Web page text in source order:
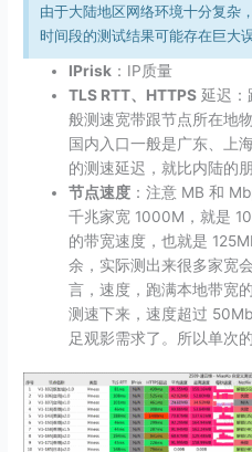
由于大陆地区网络环境十分复杂
时间段的测试结果可能存在巨大
IPrisk ：IP质量
TLS RTT、HTTPS 延迟：
般测速宽带跟节点所在地
国内入口一般是广东、上
的测速延迟，就比内陆的
节点速度 ：注意 MB 和
千兆家宽 1000M，就是
的带宽速度，也就是
余，实际测出来很多家宽
言，速度，跑满本地带宽
测速下来，速度超过
足观影需求了。所以单次